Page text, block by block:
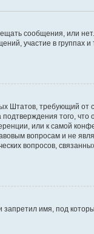
сообщения, или
участие в группах и
Штатов, требующий от
того,
или к самой
вопросам и не
вопросов,
запретил имя, под